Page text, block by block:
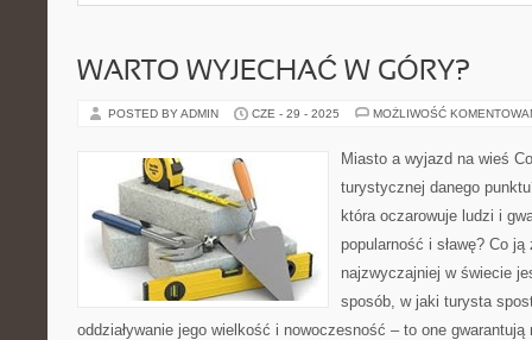
WARTO WYJECHAĆ W GÓRY?
POSTED BY ADMIN CZE - 29 - 2025 MOŻLIWOŚĆ
Miasto a wyjazd na wieś
turystycznej danego
która oczarowuje ludzi i
popularność i sławę? Co
najzwyczajniej w świecie
sposób, w jaki turysta
oddziaływanie jego wielkość i nowoczesność – to one